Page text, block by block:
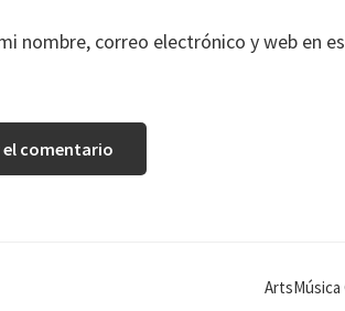
nombre, correo electrónico y web en
ArtsMúsica